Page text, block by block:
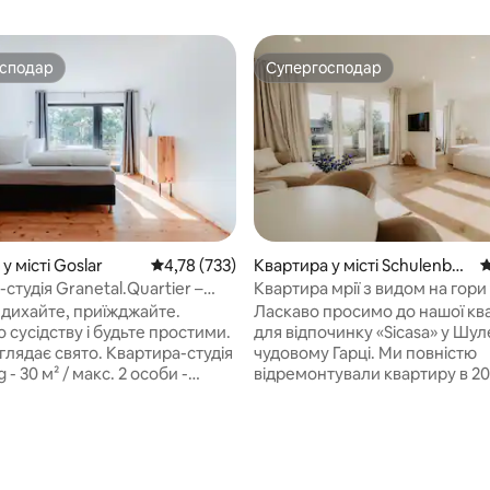
відгуки: 64
місті Goslar Середня оцінка: 4,78 з 5, відгуки: 733
4,78 (733)
Granetal.Quartier –
дихайте, приїжджайте.
сусідству і будьте простими.
Квартира-студія
-
Супергосподар
Супергосподар
Квартира у місті Schulenber
g im Oberharz
Квартира мрії з видом на гори
природою за порогом
Ласкаво просимо до нашої
для відпочинку «Sicasa» у
чудовому Гарці. Ми повністю
відремонтували квартиру в